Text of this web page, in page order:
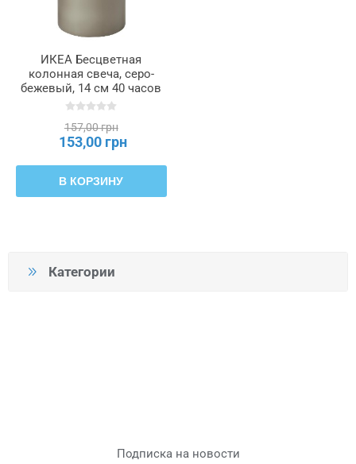
Категории
ИКЕА Бесцветная
колонная свеча, серо-
бежевый, 14 см 40 часов
DAGLIGEN ДАГЛИГЕН,
157,00 грн
153,00 грн
В КОРЗИНУ
Подписка на новости